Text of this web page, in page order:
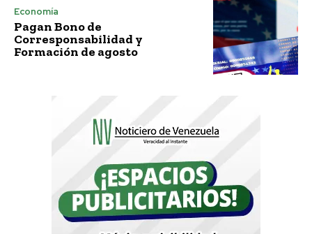
Economía
Pagan Bono de
Corresponsabilidad y
Formación de agosto